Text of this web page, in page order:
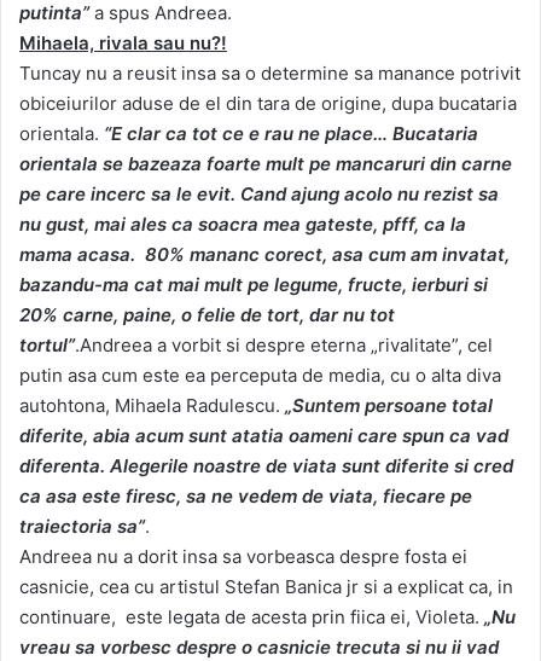
putinta”a spus Andreea.
Mihaela, rivala sau nu?!
Tuncay nu a reusit insa sa o determine sa manance potrivit
obiceiurilor aduse de el din tara de origine, dupa bucataria
orientala. “E clar ca tot ce e rau ne place… Bucataria
orientala se bazeaza foarte mult pe mancaruri din carne
pe care incerc sa le evit. Cand ajung acolo nu rezist sa
nu gust, mai ales ca soacra mea gateste, pfff, ca la
mama acasa. 80% mananc corect, asa cum am invatat,
bazandu-ma cat mai mult pe legume, fructe, ierburi si
20% carne, paine, o felie de tort, dar nu tot
tortul”.Andreea a vorbit si despre eterna „rivalitate”, cel
putin asa cum este ea perceputa de media, cu o alta diva
autohtona, Mihaela Radulescu. „Suntem persoane total
diferite, abia acum sunt atatia oameni care spun ca vad
diferenta. Alegerile noastre de viata sunt diferite si cred
ca asa este firesc, sa ne vedem de viata, fiecare pe
traiectoria sa”.
Andreea nu a dorit insa sa vorbeasca despre fosta ei
casnicie, cea cu artistul Stefan Banica jr si a explicat ca, in
continuare, este legata de acesta prin fiica ei, Violeta. „Nu
vreau sa vorbesc despre o casnicie trecuta si nu ii vad